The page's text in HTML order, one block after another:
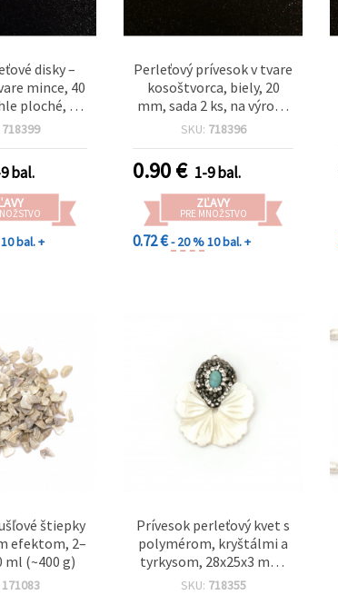
disky –
mince, 40
ploché, z
leštené
tvorenie,
a náušnice
718399
bal.
10 bal. +
Perleťový prívesok v tvare
kosoštvorca, biely, 20
mm, sada 2 ks, na výrobu
šperkov, DIY tvorenie,
SKU: 718396
0.90€ 1-9 bal.
ZĽAVY
PRE MNOŽSTVO
0.72 €- 20 %10 bal. +
štiepky
efektom, 2–
ml (~400 g)
171083
Prívesok perleťový kvet s
polymérom, kryštálmi a
tyrkysom, 28x25x3 mm,
prievlak 1 mm
SKU: 718355